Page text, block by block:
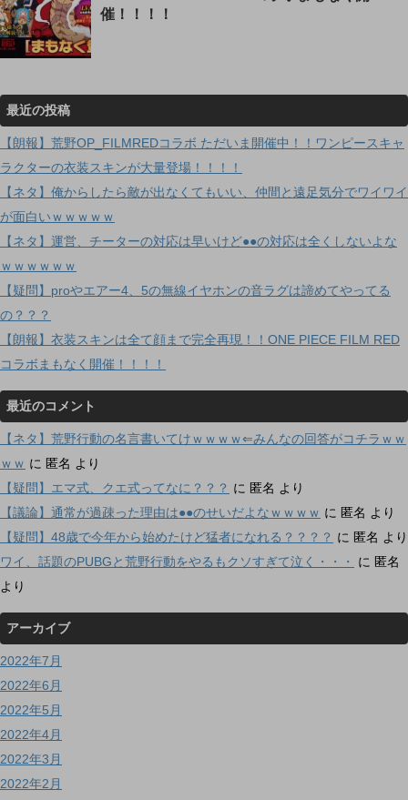
催！！！！
最近の投稿
【朗報】荒野OP_FILMREDコラボ ただいま開催中！！ワンピースキャ
ラクターの衣装スキンが大量登場！！！！
【ネタ】俺からしたら敵が出なくてもいい、仲間と遠足気分でワイワイ
が面白いｗｗｗｗｗ
【ネタ】運営、チーターの対応は早いけど●●の対応は全くしないよな
ｗｗｗｗｗｗ
【疑問】proやエアー4、5の無線イヤホンの音ラグは諦めてやってる
の？？？
【朗報】衣装スキンは全て顔まで完全再現！！ONE PIECE FILM RED
コラボまもなく開催！！！！
最近のコメント
【ネタ】荒野行動の名言書いてけｗｗｗｗ⇐みんなの回答がコチラｗｗ
ｗｗ に 匿名 より
【疑問】エマ式、クエ式ってなに？？？ に 匿名 より
【議論】通常が過疎った理由は●●のせいだよなｗｗｗｗ に 匿名 より
【疑問】48歳で今年から始めたけど猛者になれる？？？？ に 匿名 より
ワイ、話題のPUBGと荒野行動をやるもクソすぎて泣く・・・
に 匿名
より
アーカイブ
2022年7月
2022年6月
2022年5月
2022年4月
2022年3月
2022年2月